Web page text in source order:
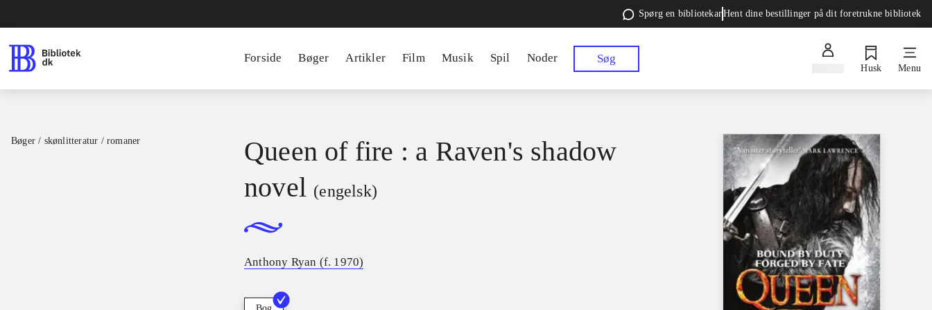
Spørg en bibliotekarHent dine bestillinger på dit foretrukne bibliotek
Forside Bøger Artikler Film Musik Spil Noder Søg
Husk Menu
Bøger / skønlitteratur / romaner
Queen of fire : a Raven's shadow
novel (engelsk)
Anthony Ryan (f. 1970)